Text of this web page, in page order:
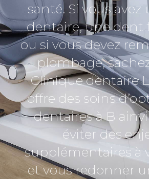
santé. Si vous avez
dentaire, une dent
ou si vous devez
plombage,
Clinique dentaire
offre des soins
dentaires à
éviter des
supplémentaires à
et vous redonner